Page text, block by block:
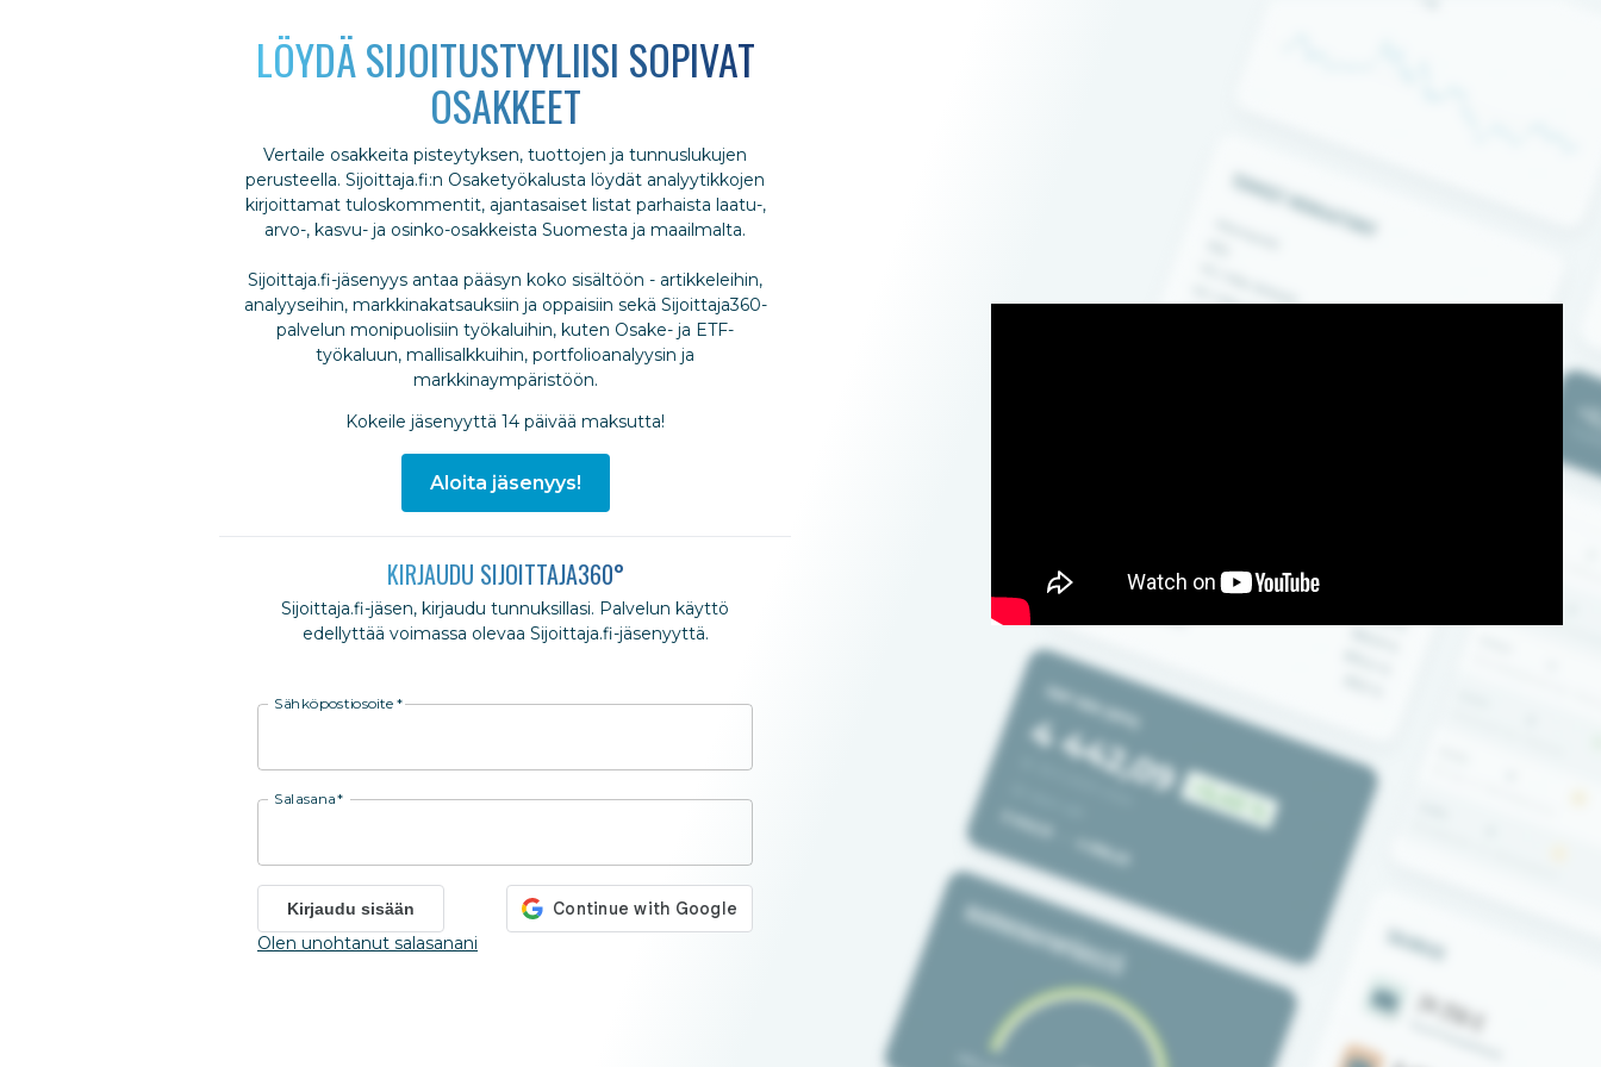
LÖYDÄ SIJOITUSTYYLIISI SOPIVAT
OSAKKEET
Vertaile osakkeita pisteytyksen, tuottojen ja tunnuslukujen
perusteella. Sijoittaja.fi:n Osaketyökalusta löydät analyytikkojen
kirjoittamat tuloskommentit, ajantasaiset listat parhaista laatu-,
arvo-, kasvu- ja osinko-osakkeista Suomesta ja maailmalta.
Sijoittaja.fi-jäsenyys antaa pääsyn koko sisältöön - artikkeleihin,
analyyseihin, markkinakatsauksiin ja oppaisiin sekä Sijoittaja360-
palvelun monipuolisiin työkaluihin, kuten Osake- ja ETF-
työkaluun, mallisalkkuihin, portfolioanalyysin ja
markkinaympäristöön.
Kokeile jäsenyyttä 14 päivää maksutta!
Aloita jäsenyys!
KIRJAUDU SIJOITTAJA360°
Sijoittaja.fi-jäsen, kirjaudu tunnuksillasi. Palvelun käyttö
edellyttää voimassa olevaa Sijoittaja.fi-jäsenyyttä.
Sähköpostiosoite *
Salasana*
Kirjaudu sisään
Olen unohtanut salasanani